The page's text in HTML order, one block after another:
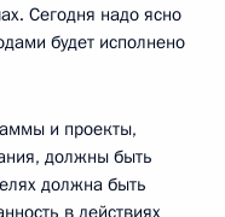
Сегодня надо ясно
будет исполнено
и проекты,
должны быть
должна быть
в действиях